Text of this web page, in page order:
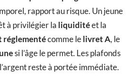
rapport au risque. Un jeune
à privilégier la liquiditéet la
réglementécomme lelivret A, le
si l’âge le permet. Les plafonds
reste à portée immédiate.